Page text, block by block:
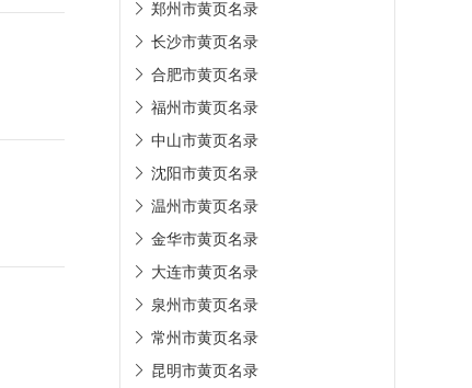
郑州市黄页名录
长沙市黄页名录
合肥市黄页名录
福州市黄页名录
中山市黄页名录
沈阳市黄页名录
温州市黄页名录
金华市黄页名录
大连市黄页名录
泉州市黄页名录
常州市黄页名录
昆明市黄页名录